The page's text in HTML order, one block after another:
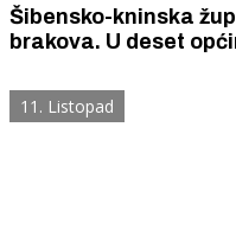
Šibensko-kninska
brakova. U deset
11. Listopad